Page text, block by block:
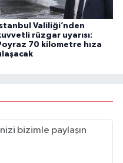
Valiliği’nden
rüzgar uyarısı:
70 kilometre hıza